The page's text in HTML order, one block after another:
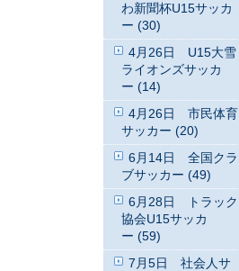
わ新聞杯U15サッカ
ー (30)
4月26日 U15大雪
ライオンズサッカ
ー (14)
4月26日 市民体育
サッカー (20)
6月14日 全国クラ
ブサッカー (49)
6月28日 トラック
協会U15サッカ
ー (59)
7月5日 社会人サ